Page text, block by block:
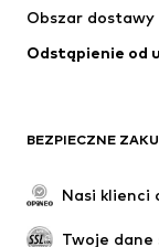
Obszar dostawy
Odstąpienie od
BEZPIECZNE
Nasi klienci
Twoje dane